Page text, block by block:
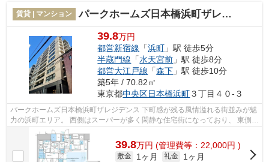
賃貸 | マンション パークホームズ日本橋浜町ザレジデンス
39.8万円
都営新宿線 「浜町 」駅 徒歩5分
半蔵門線 「水天宮前 」駅 徒歩8分
都営大江戸線 「森下 」駅 徒歩10分
築5年 / 70.82㎡
東京都中央区日本橋浜町３丁目４０-３
パークホームズ日本橋浜町ザレジデンス 下町感が残る風情溢れる街並みが魅
力の浜町エリア。 西側はスーパーが多く閑静な住宅街になっており、 東側は
自然が多く穏やかな雰囲気に包ま...
39.8万円 (管理費等：22,000円 )
敷金 1ヶ月 礼金
1ヶ月